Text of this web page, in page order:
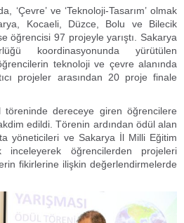
‘Çevre’ ve ‘Teknoloji-Tasarım’ olmak
Kocaeli, Düzce, Bolu ve Bilecik
öğrencisi 97 projeyle yarıştı. Sakarya
koordinasyonunda yürütülen
teknoloji ve çevre alanında
projeler arasından 20 proje finale
töreninde dereceye giren öğrencilere
edildi. Törenin ardından ödül alan
yöneticileri ve Sakarya İl Milli Eğitim
öğrencilerden projeleri
fikirlerine ilişkin değerlendirmelerde